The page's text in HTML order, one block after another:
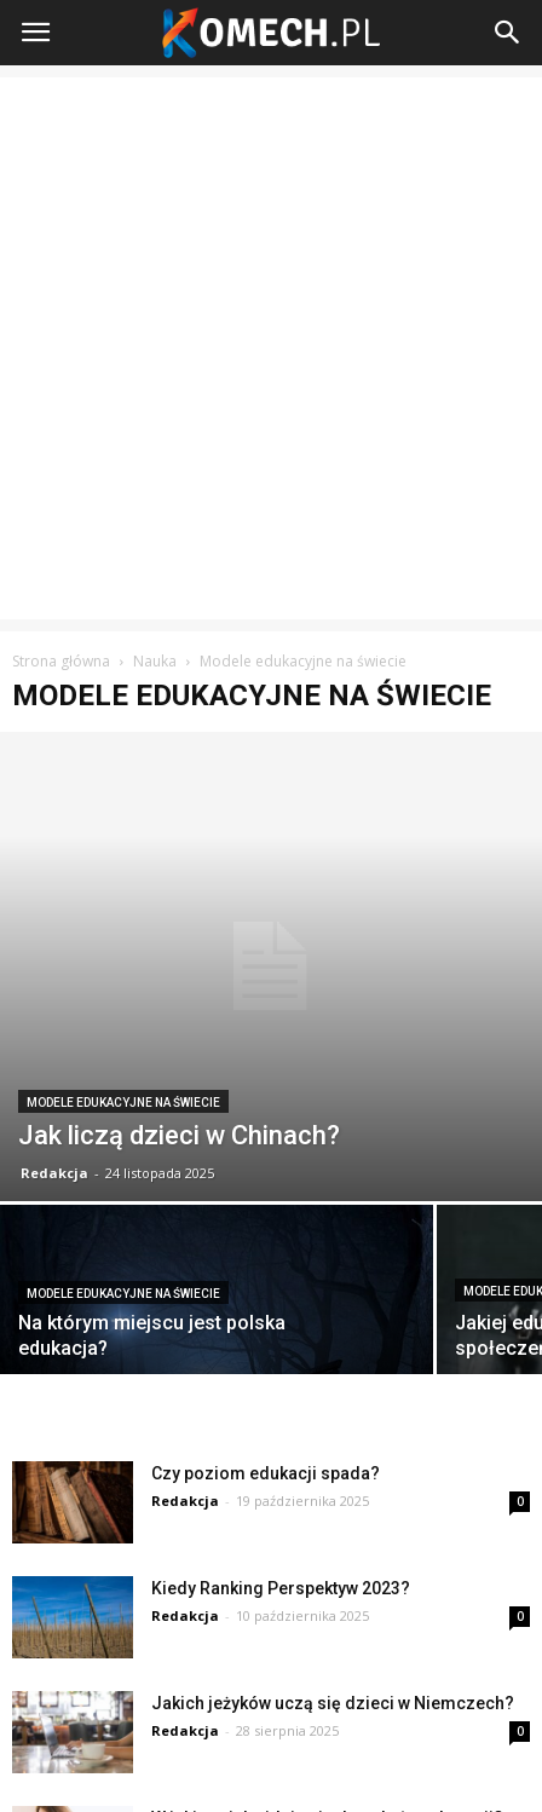
Komech.pl
Strona główna Nauka Modele edukacyjne na świecie
MODELE EDUKACYJNE NA ŚWIECIE
MODELE EDUKACYJNE NA ŚWIECIE
Jak liczą dzieci w Chinach?
Redakcja - 24 listopada 2025
MODELE EDUKACYJNE NA ŚWIECIE
Na którym miejscu jest polska
edukacja?
MODELE
Jakiej
Czy poziom edukacji spada?
Redakcja - 19 października 2025 0
Kiedy Ranking Perspektyw 2023?
Redakcja - 10 października 2025 0
Jakich jeżyków uczą się dzieci w Niemczech?
Redakcja - 28 sierpnia 2025 0